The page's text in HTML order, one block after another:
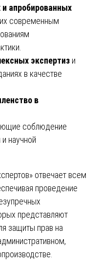
апробированных
современным
экспертиз и
в качестве
в
соблюдение
научной
отвечает всем
проведение
представляют
защиты прав на